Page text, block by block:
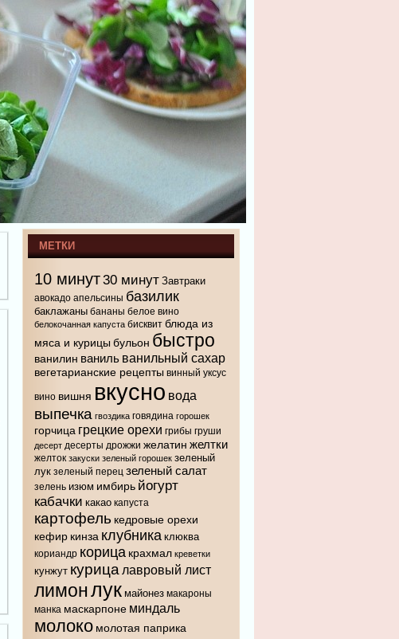
МЕТКИ
10 минут30 минут Завтраки
авокадо апельсины базилик
баклажаны бананы белое вино
белокочанная капуста бисквит блюда из
мяса и курицы бульон быстро
ванилин ваниль ванильный сахар
вегетарианские рецепты винный уксус
вино вишня вкусно вода
выпечка гвоздика говядина горошек
горчица грецкие орехи грибы груши
десерт десерты дрожжи желатин желтки
желток закуски зеленый горошек зеленый
лук зеленый перец зеленый салат
зелень изюм имбирь йогурт
кабачки какао капуста
картофель кедровые орехи
кефир кинза клубника клюква
кориандр корица крахмал креветки
кунжут курица лавровый лист
лимонлук майонез макароны
манка маскарпоне миндаль
молоко молотая паприка